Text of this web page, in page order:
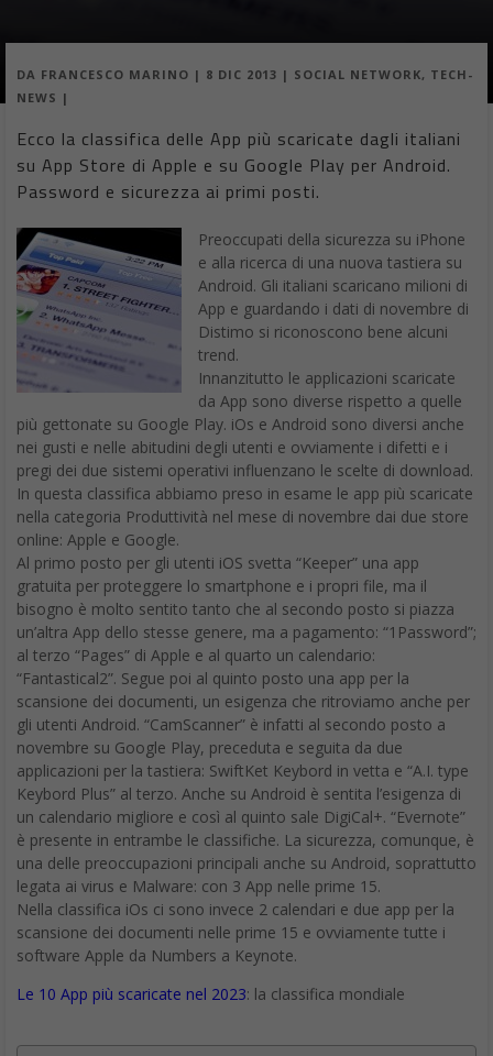
DA FRANCESCO MARINO | 8 DIC 2013 | SOCIAL NETWORK, TECH-
NEWS |
Ecco la classifica delle App più scaricate dagli italiani
su App Store di Apple e su Google Play per Android.
Password e sicurezza ai primi posti.
Preoccupati della sicurezza su iPhone
e alla ricerca di una nuova tastiera su
Android. Gli italiani scaricano milioni di
App e guardando i dati di novembre di
Distimo si riconoscono bene alcuni
trend.
Innanzitutto le applicazioni scaricate
da App sono diverse rispetto a quelle
più gettonate su Google Play. iOs e Android sono diversi anche
nei gusti e nelle abitudini degli utenti e ovviamente i difetti e i
pregi dei due sistemi operativi influenzano le scelte di download.
In questa classifica abbiamo preso in esame le app più scaricate
nella categoria Produttività nel mese di novembre dai due store
online: Apple e Google.
Al primo posto per gli utenti iOS svetta “Keeper” una app
gratuita per proteggere lo smartphone e i propri file, ma il
bisogno è molto sentito tanto che al secondo posto si piazza
un’altra App dello stesse genere, ma a pagamento: “1Password”;
al terzo “Pages” di Apple e al quarto un calendario:
“Fantastical2”. Segue poi al quinto posto una app per la
scansione dei documenti, un esigenza che ritroviamo anche per
gli utenti Android. “CamScanner” è infatti al secondo posto a
novembre su Google Play, preceduta e seguita da due
applicazioni per la tastiera: SwiftKet Keybord in vetta e “A.I. type
Keybord Plus” al terzo. Anche su Android è sentita l’esigenza di
un calendario migliore e così al quinto sale DigiCal+. “Evernote”
è presente in entrambe le classifiche. La sicurezza, comunque, è
una delle preoccupazioni principali anche su Android, soprattutto
legata ai virus e Malware: con 3 App nelle prime 15.
Nella classifica iOs ci sono invece 2 calendari e due app per la
scansione dei documenti nelle prime 15 e ovviamente tutte i
software Apple da Numbers a Keynote.
Le 10 App più scaricate nel 2023: la classifica mondiale